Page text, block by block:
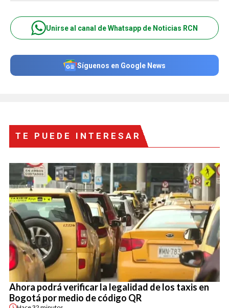
Unirse al canal de Whatsapp de Noticias RCN
Síguenos en Google News
TE PUEDE INTERESAR
Ahora podrá verificar la legalidad de los taxis en
Bogotá por medio de código QR